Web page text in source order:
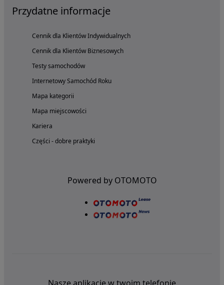
Przydatne informacje
Cennik dla Klientów Indywidualnych
Cennik dla Klientów Biznesowych
Testy samochodów
Internetowy Samochód Roku
Mapa kategorii
Mapa miejscowości
Kariera
Części - dobre praktyki
Powered by OTOMOTO